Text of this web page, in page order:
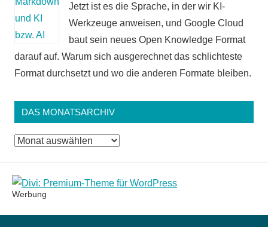
Jetzt ist es die Sprache, in der wir KI-
Werkzeuge anweisen, und Google Cloud
baut sein neues Open Knowledge Format
darauf auf. Warum sich ausgerechnet das schlichteste
Format durchsetzt und wo die anderen Formate bleiben.
DAS MONATSARCHIV
Das
Werbung